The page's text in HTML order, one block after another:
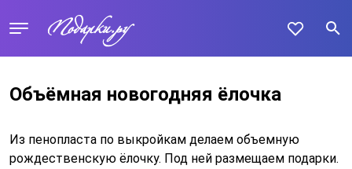
Объёмная новогодняя ёлочка
Из пенопласта по выкройкам делаем объемную
рождественскую ёлочку. Под ней размещаем подарки.